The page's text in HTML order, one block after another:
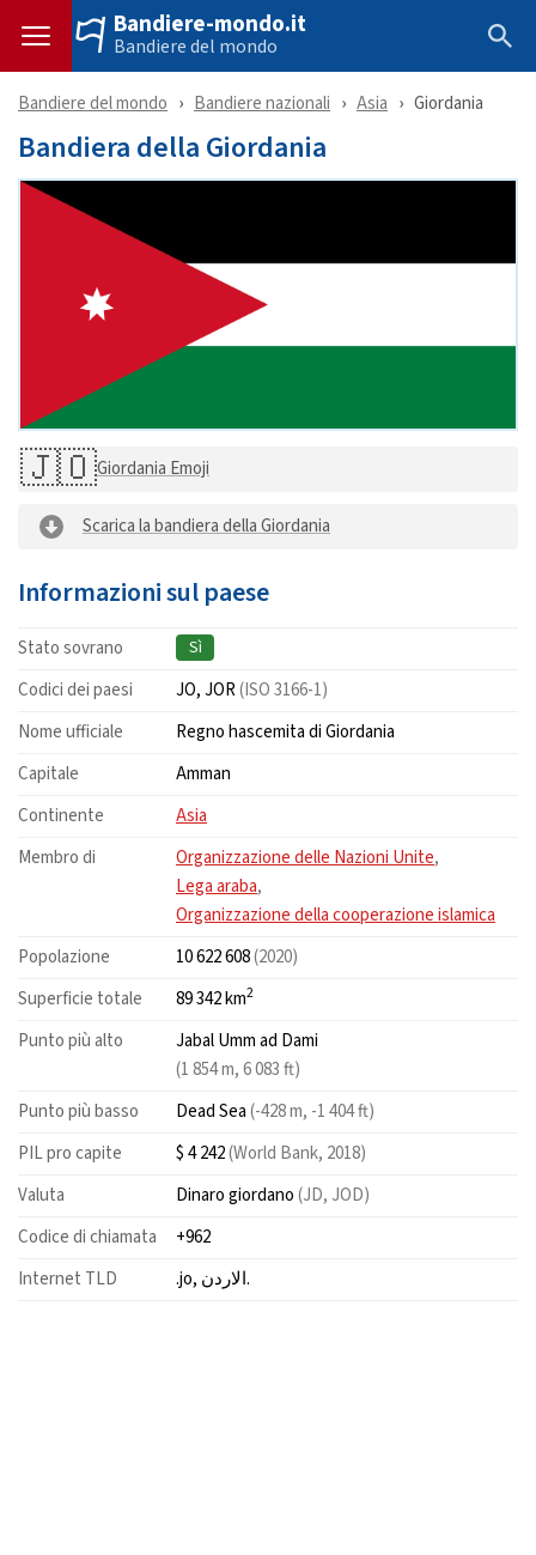
Bandiere-mondo.it
Bandiere del mondo
Bandiere del mondo Bandiere nazionali Asia Giordania
Bandiera della Giordania
🇯🇴Giordania Emoji
Scarica la bandiera della Giordania
Informazioni sul paese
Stato sovrano Sì
Codici dei paesi JO, JOR(ISO 3166-1)
Nome ufficiale
Regno hascemita di Giordania
Capitale
Amman
Continente
Asia
Membro di
Organizzazione delle Nazioni Unite,
Lega araba,
Organizzazione della cooperazione islamica
Popolazione
10 622 608(2020)
Superficie totale
89 342 km2
Punto più alto
Jabal Umm ad Dami
(1 854 m, 6 083 ft)
Punto più basso
Dead Sea(-428 m, -1 404 ft)
PIL pro capite
$ 4 242(World Bank, 2018)
Valuta
Dinaro giordano(JD, JOD)
Codice di chiamata
+962
Internet TLD
.jo, الاردن.